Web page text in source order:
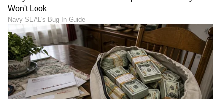
ಈ ಸಿನಿಮಾದಲ್ಲೂ ನಟಿಸಲು ಹಿಂದೇಟು ಹಾಕಿದರು. ಈ
ಸಿನಿಮಾದಲ್ಲಿ ನಾಯಕನಾಗಿ ಸಿದ್ಧಾರ್ಥ್ ಮಲ್ಹೋತ್ರ
ಕಾಣಿಸಿಕೊಂಡಿದ್ದರು.
7